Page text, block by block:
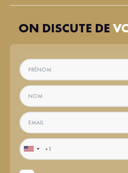
ON DISCUTE DE